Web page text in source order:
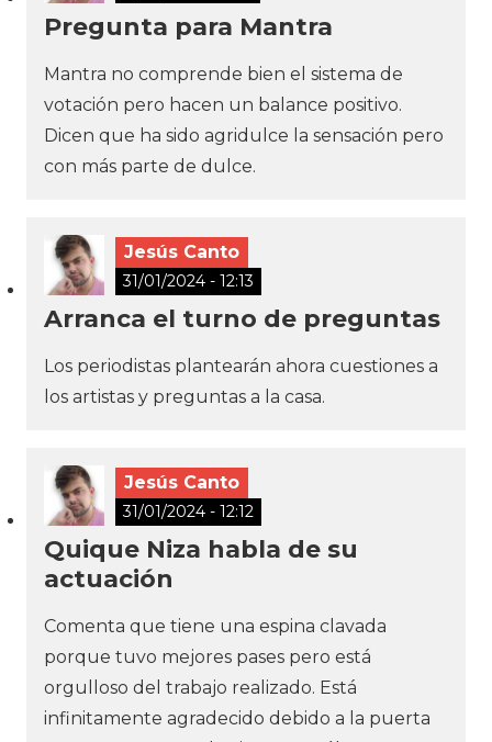
Pregunta para Mantra
Mantra no comprende bien el sistema de
votación pero hacen un balance positivo.
Dicen que ha sido agridulce la sensación pero
con más parte de dulce.
Jesús Canto
31/01/2024 - 12:13
Arranca el turno de preguntas
Los periodistas plantearán ahora cuestiones a
los artistas y preguntas a la casa.
Jesús Canto
31/01/2024 - 12:12
Quique Niza habla de su
actuación
Comenta que tiene una espina clavada
porque tuvo mejores pases pero está
orgulloso del trabajo realizado. Está
infinitamente agradecido debido a la puerta